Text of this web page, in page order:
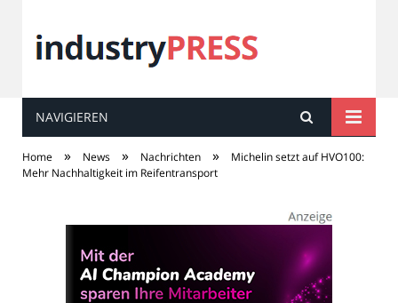
industryPRESS
NAVIGIEREN
Home » News » Nachrichten »
Michelin setzt auf HVO100:
Mehr Nachhaltigkeit im Reifentransport